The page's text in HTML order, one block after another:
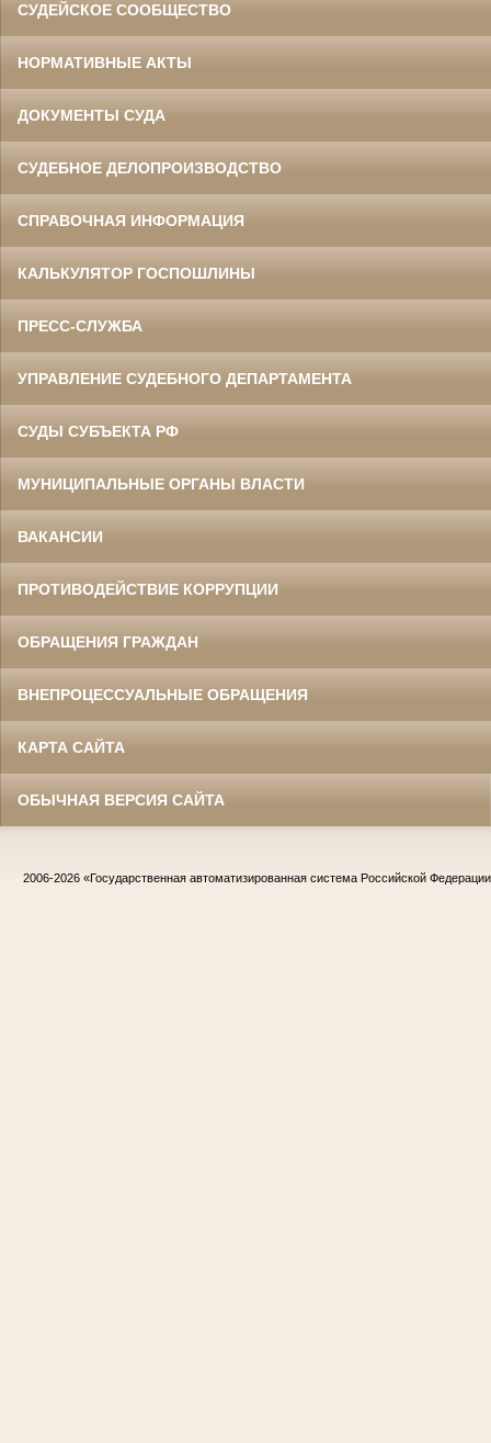
СУДЕЙСКОЕ СООБЩЕСТВО
НОРМАТИВНЫЕ АКТЫ
ДОКУМЕНТЫ СУДА
СУДЕБНОЕ ДЕЛОПРОИЗВОДСТВО
СПРАВОЧНАЯ ИНФОРМАЦИЯ
КАЛЬКУЛЯТОР ГОСПОШЛИНЫ
ПРЕСС-СЛУЖБА
УПРАВЛЕНИЕ СУДЕБНОГО ДЕПАРТАМЕНТА
СУДЫ СУБЪЕКТА РФ
МУНИЦИПАЛЬНЫЕ ОРГАНЫ ВЛАСТИ
ВАКАНСИИ
ПРОТИВОДЕЙСТВИЕ КОРРУПЦИИ
ОБРАЩЕНИЯ ГРАЖДАН
ВНЕПРОЦЕССУАЛЬНЫЕ ОБРАЩЕНИЯ
КАРТА САЙТА
ОБЫЧНАЯ ВЕРСИЯ САЙТА
2006-2026 «Государственная автоматизированная система Российской